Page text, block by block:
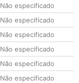
Não especificado
Não especificado
Não especificado
Não especificado
Não especificado
Não especificado